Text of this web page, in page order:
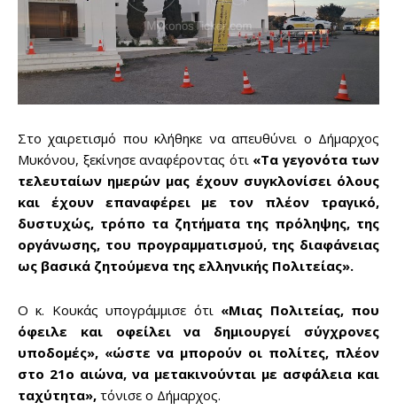
Στο χαιρετισμό που κλήθηκε να απευθύνει ο Δήμαρχος
Μυκόνου, ξεκίνησε αναφέροντας ότι «Τα γεγονότα των
τελευταίων ημερών μας έχουν συγκλονίσει όλους
και έχουν επαναφέρει με τον πλέον τραγικό,
δυστυχώς, τρόπο τα ζητήματα της πρόληψης, της
οργάνωσης, του προγραμματισμού, της διαφάνειας
ως βασικά ζητούμενα της ελληνικής Πολιτείας».
Ο κ. Κουκάς υπογράμμισε ότι «Μιας Πολιτείας, που
όφειλε και οφείλει να δημιουργεί σύγχρονες
υποδομές», «ώστε να μπορούν οι πολίτες, πλέον
στο 21ο αιώνα, να μετακινούνται με ασφάλεια και
ταχύτητα», τόνισε ο Δήμαρχος.